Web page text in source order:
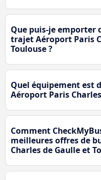
Que puis-je emporter
trajet Aéroport Paris
Toulouse ?
Quel équipement est
Aéroport Paris
Comment
meilleures offres de
Charles de Gaulle et